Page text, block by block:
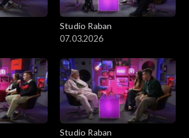
Studio Raban
07.03.2026
Studio Raban